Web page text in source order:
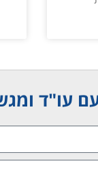
עו"ד